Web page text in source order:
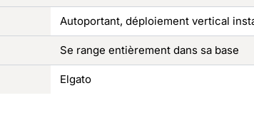
Autoportant, déploiement vertical
Se range entièrement dans sa base
Elgato